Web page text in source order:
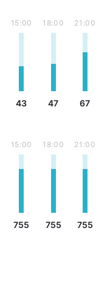
15:00
43
18:00
47
21:00
67
15:00
755
18:00
755
21:00
755